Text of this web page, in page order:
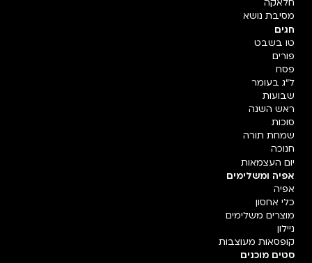
חלאקה
מסיבת נושא
חגים
טו בשבט
פורים
פסח
ל"ג בעומר
שבועות
ראש השנה
סוכות
שמחת תורה
חנוכה
יום העצמאות
אפיה ומשלימים
אפיה
כלי אחסון
מוצרים משלימים
ניילון
קופסאות מעוצבות
סטים מוכנים